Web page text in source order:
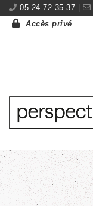
05 24 72 35 37
Accès privé